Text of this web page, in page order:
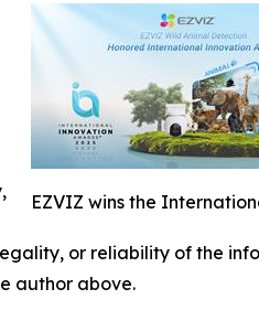
EZVIZ wins the
or reliability of the
author above.